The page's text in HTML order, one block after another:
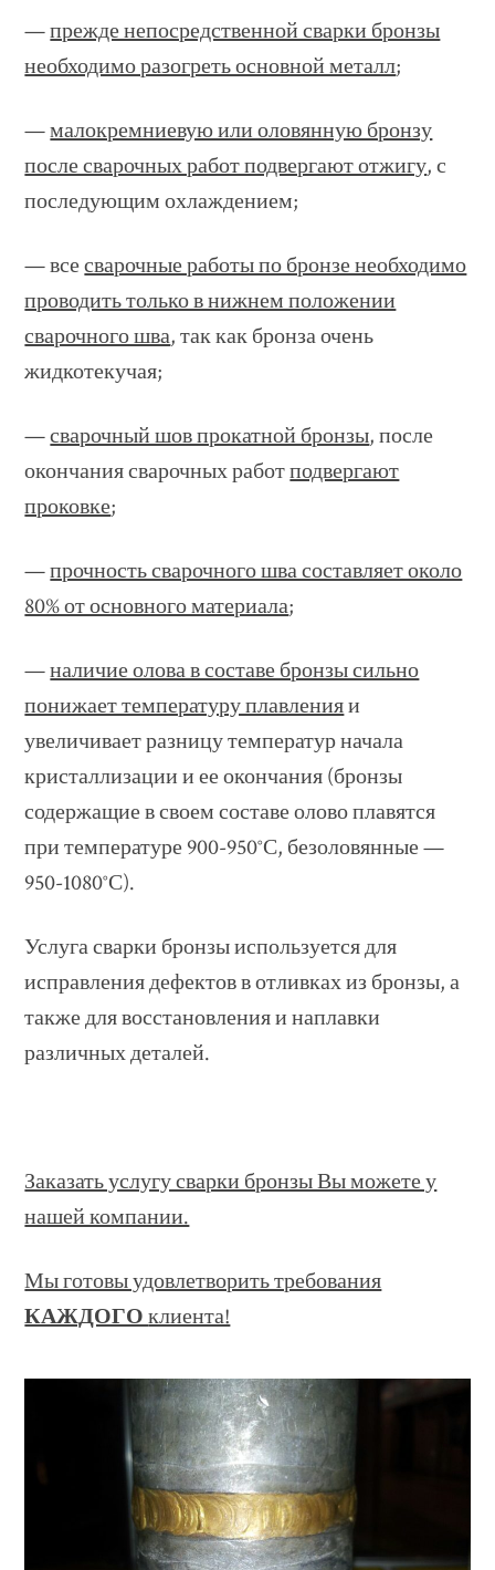
—прежде непосредственной сварки бронзы
необходимо разогреть основной металл;
—малокремниевую или оловянную бронзу
после сварочных работ подвергают отжигу, с
последующим охлаждением;
— всесварочные работы по бронзе необходимо
проводить только в нижнем положении
сварочного шва, так как бронза очень
жидкотекучая;
—сварочный шов прокатной бронзы, после
окончания сварочных работподвергают
проковке;
—прочность сварочного шва составляет около
80% от основного материала;
—наличие олова в составе бронзы сильно
понижает температуру плавленияи
увеличивает разницу температур начала
кристаллизации и ее окончания (бронзы
содержащие в своем составе олово плавятся
при температуре 900-950°С, безоловянные —
950-1080°С).
Услуга сварки бронзы используется для
исправления дефектов в отливках из бронзы, а
также для восстановления и наплавки
различных деталей.
Заказать услугу сварки бронзы Вы можете у
нашей компании.
Мы готовы удовлетворить требования
КАЖДОГОклиента!